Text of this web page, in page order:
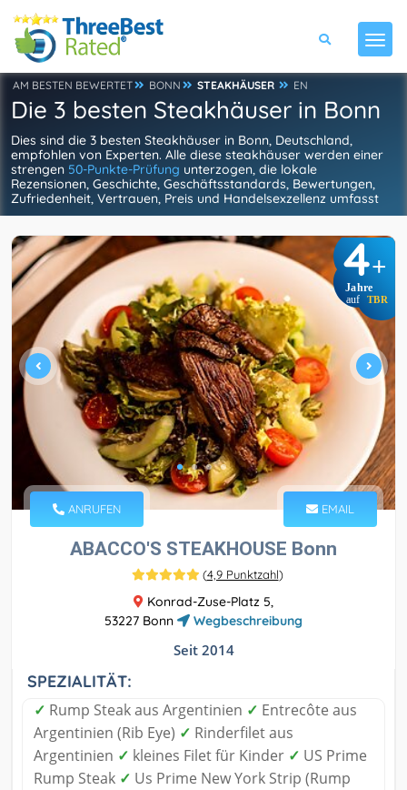
AM BESTEN BEWERTET BONN STEAKHÄUSER EN
Die 3 besten Steakhäuser in Bonn
Dies sind die 3 besten Steakhäuser in Bonn, Deutschland,
empfohlen von Experten. Alle diese steakhäuser werden einer
strengen 50-Punkte-Prüfung unterzogen, die lokale
Rezensionen, Geschichte, Geschäftsstandards, Bewertungen,
Zufriedenheit, Vertrauen, Preis und Handelsexzellenz umfasst
4+
Jahre
auf TBR
ANRUFEN EMAIL
ABACCO'S STEAKHOUSE Bonn
(4,9 Punktzahl)
Konrad-Zuse-Platz 5,
53227 Bonn
Wegbeschreibung
Seit 2014
SPEZIALITÄT:
✓ Rump Steak aus Argentinien ✓ Entrecôte aus
Argentinien (Rib Eye) ✓ Rinderfilet aus
Argentinien ✓ kleines Filet für Kinder ✓ US Prime
Rump Steak ✓ Us Prime New York Strip (Rump